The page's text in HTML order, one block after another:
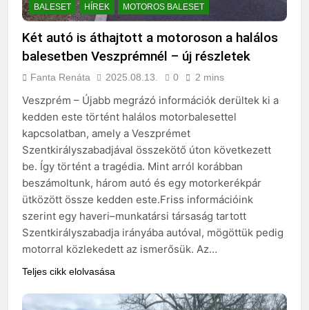
BALESET HÍREK MOTOROS BALESET
Két autó is áthajtott a motoroson a halálos
balesetben Veszprémnél – új részletek
Fanta Renáta 2025.08.13. 0 2 mins
Veszprém – Újabb megrázó információk derültek ki a
kedden este történt halálos motorbalesettel
kapcsolatban, amely a Veszprémet
Szentkirályszabadjával összekötő úton következett
be. Így történt a tragédia. Mint arról korábban
beszámoltunk, három autó és egy motorkerékpár
ütközött össze kedden este.Friss információink
szerint egy haveri–munkatársi társaság tartott
Szentkirályszabadja irányába autóval, mögöttük pedig
motorral közlekedett az ismerősük. Az…
Teljes cikk elolvasása